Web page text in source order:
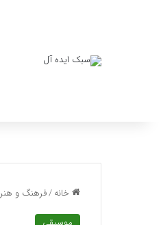
خانه/فرهنگ و هنر